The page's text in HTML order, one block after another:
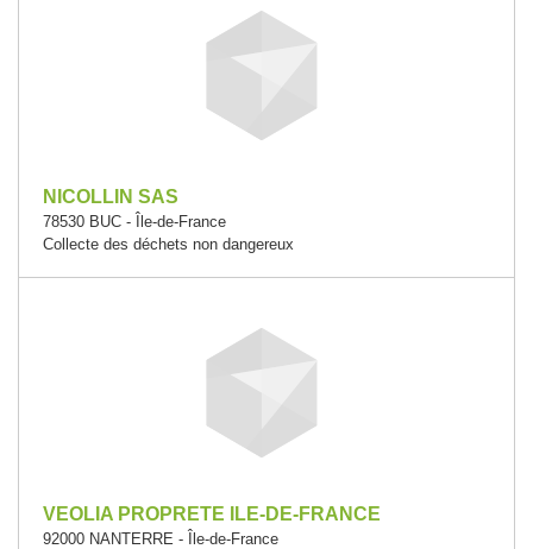
NICOLLIN SAS
78530 BUC - Île-de-France
Collecte des déchets non dangereux
VEOLIA PROPRETE ILE-DE-FRANCE
92000 NANTERRE - Île-de-France